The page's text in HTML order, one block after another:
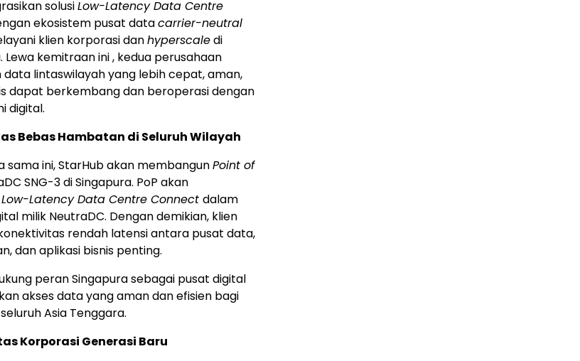
solusiLow-Latency Data Centre
ekosistem pusat datacarrier-neutral
klien korporasi danhyperscaledi
Lewa kemitraan ini , kedua perusahaan
lintaswilayah yang lebih cepat, aman,
dapat berkembang dan beroperasi dengan
digital.
Bebas Hambatan di Seluruh Wilayah
sama ini, StarHub akan membangunPoint of
SNG-3 di Singapura. PoP akan
Low-Latency Data Centre Connect dalam
milik NeutraDC. Dengan demikian, klien
rendah latensi antara pusat data,
dan aplikasi bisnis penting.
peran Singapura sebagai pusat digital
akses data yang aman dan efisien bagi
Asia Tenggara.
Korporasi Generasi Baru